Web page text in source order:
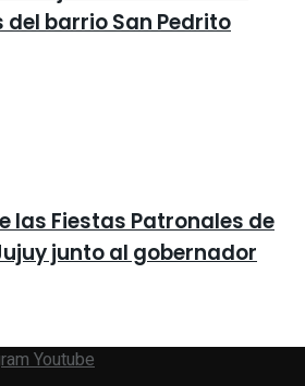
barrio San Pedrito
las Fiestas Patronales de
junto al gobernador
Youtube